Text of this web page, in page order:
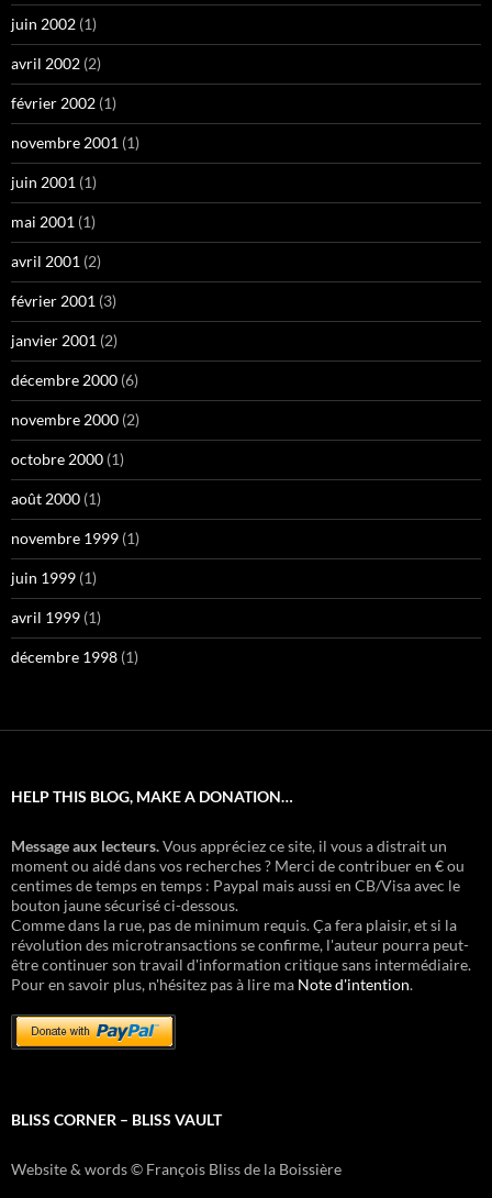
juin 2002 (1)
avril 2002 (2)
février 2002 (1)
novembre 2001 (1)
juin 2001 (1)
mai 2001 (1)
avril 2001 (2)
février 2001 (3)
janvier 2001 (2)
décembre 2000 (6)
novembre 2000 (2)
octobre 2000 (1)
août 2000 (1)
novembre 1999 (1)
juin 1999 (1)
avril 1999 (1)
décembre 1998 (1)
HELP THIS BLOG, MAKE A DONATION…
Message aux lecteurs.Vous appréciez ce site, il vous a distrait un
moment ou aidé dans vos recherches ? Merci de contribuer en € ou
centimes de temps en temps : Paypal mais aussi en CB/Visa avec le
bouton jaune sécurisé ci-dessous.
Comme dans la rue, pas de minimum requis. Ça fera plaisir, et si la
révolution des microtransactions se confirme, l'auteur pourra peut-
être continuer son travail d'information critique sans intermédiaire.
Pour en savoir plus, n'hésitez pas à lire ma Note d'intention.
BLISS CORNER – BLISS VAULT
Website & words © François Bliss de la Boissière